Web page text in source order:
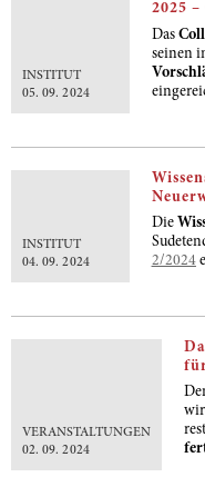
INSTITUT
05. 09. 2024
2025
Das
seinen
INSTITUT
04. 09. 2024
Die
2/2024
VERANSTALTUNGEN
02. 09. 2024